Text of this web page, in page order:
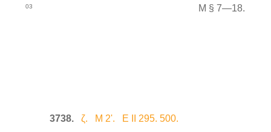
03 M § 7—18.
3738. ζ. M 2'. E II 295. 500.